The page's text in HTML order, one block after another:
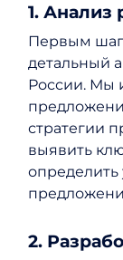
1. Анализ
Первым
детальный
России. Мы
стратегии
выявить
определить
2.